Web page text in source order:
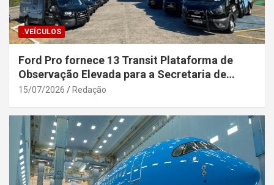
.VEÍCULOS
Ford Pro fornece 13 Transit Plataforma de
Observação Elevada para a Secretaria de
Segurança Pública da Bahia
15/07/2026 Redação